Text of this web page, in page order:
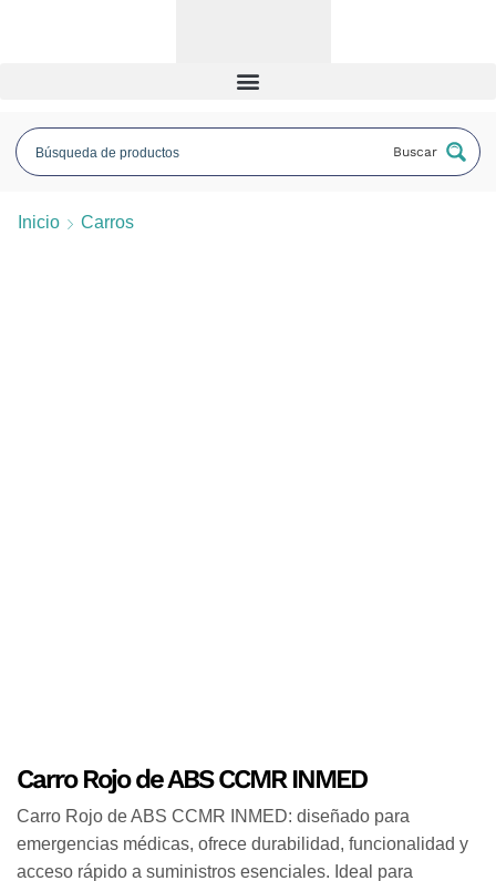
Buscar
Inicio Carros
Carro Rojo de ABS CCMR INMED
Carro Rojo de ABS CCMR INMED: diseñado para
emergencias médicas, ofrece durabilidad, funcionalidad y
acceso rápido a suministros esenciales. Ideal para